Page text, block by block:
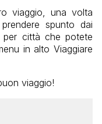
viaggio, una volta
spunto dai
per città che potete
in alto Viaggiare
viaggio!